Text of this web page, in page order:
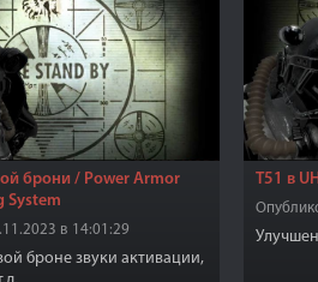
брони / Power Armor
System
в 14:01:29
броне звуки активации,
T51 в